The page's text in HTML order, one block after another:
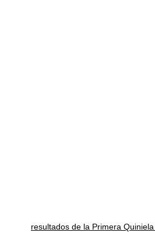
resultados de la Primera